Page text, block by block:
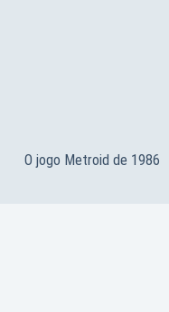
O jogo Metroid de 1986